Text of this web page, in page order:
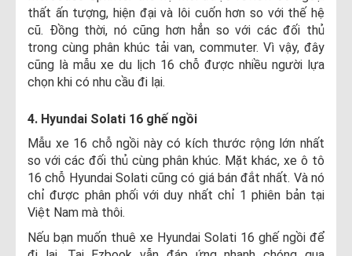
thất ấn tượng, hiện đại và lôi cuốn hơn so với thế hệ
cũ. Đồng thời, nó cũng hơn hẳn so với các đối thủ
trong cùng phân khúc tải van, commuter. Vì vậy, đây
cũng là mẫu xe du lịch 16 chỗ được nhiều người lựa
chọn khi có nhu cầu đi lại.
4. Hyundai Solati 16 ghế ngồi
Mẫu xe 16 chỗ ngồi này có kích thước rộng lớn nhất
so với các đối thủ cùng phân khúc. Mặt khác, xe ô tô
16 chỗ Hyundai Solati cũng có giá bán đắt nhất. Và nó
chỉ được phân phối với duy nhất chỉ 1 phiên bản tại
Việt Nam mà thôi.
Nếu bạn muốn thuê xe Hyundai Solati 16 ghế ngồi để